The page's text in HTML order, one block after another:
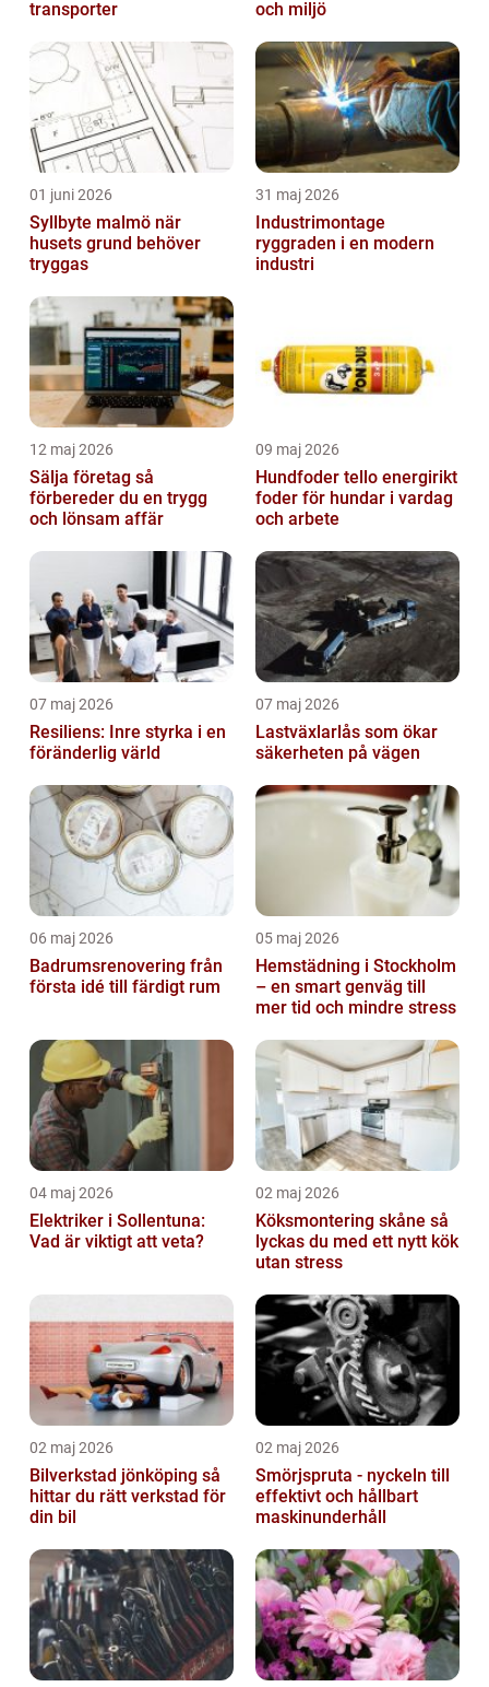
transporter och miljö
01 juni 2026
Syllbyte malmö när
husets grund behöver
tryggas
31 maj 2026
Industrimontage
ryggraden i en modern
industri
12 maj 2026
Sälja företag så
förbereder du en trygg
och lönsam affär
09 maj 2026
Hundfoder tello energirikt
foder för hundar i vardag
och arbete
07 maj 2026
Resiliens: Inre styrka i en
föränderlig värld
07 maj 2026
Lastväxlarlås som ökar
säkerheten på vägen
06 maj 2026
Badrumsrenovering från
första idé till färdigt rum
05 maj 2026
Hemstädning i Stockholm
– en smart genväg till
mer tid och mindre stress
04 maj 2026
Elektriker i Sollentuna:
Vad är viktigt att veta?
02 maj 2026
Köksmontering skåne så
lyckas du med ett nytt kök
utan stress
02 maj 2026
Bilverkstad jönköping så
hittar du rätt verkstad för
din bil
02 maj 2026
Smörjspruta - nyckeln till
effektivt och hållbart
maskinunderhåll